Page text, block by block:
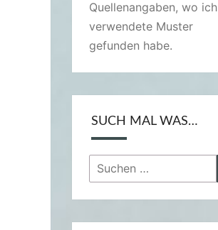
Quellenangaben, wo ich
verwendete Muster
gefunden habe.
SUCH MAL WAS…
Suchen
nach: